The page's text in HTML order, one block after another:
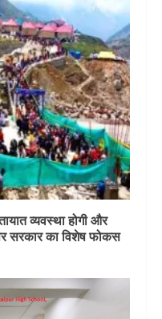
व्यवस्था होगी और
सरकार का विशेष फोकस